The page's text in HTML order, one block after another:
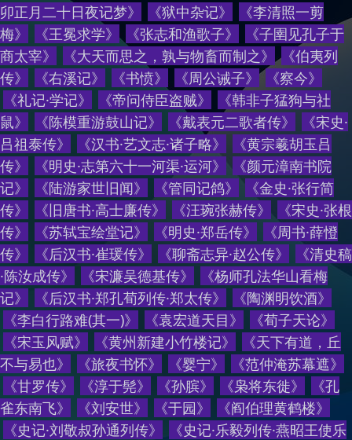
卯正月二十日夜记梦》 《狱中杂记》 《李清照一剪
梅》 《王冕求学》 《张志和渔歌子》 《子圉见孔子于
商太宰》 《大天而思之，孰与物畜而制之》 《伯夷列
传》 《右溪记》 《书愤》 《周公诫子》 《察今》
《礼记·学记》 《帝问侍臣盗贼》 《韩非子猛狗与社
鼠》 《陈模重游鼓山记》 《戴表元二歌者传》 《宋史·
吕祖泰传》 《汉书·艺文志·诸子略》 《黄宗羲胡玉吕
传》 《明史·志第六十一河渠·运河》 《颜元漳南书院
记》 《陆游家世旧闻》 《管同记鸽》 《金史·张行简
传》 《旧唐书·高士廉传》 《汪琬张赫传》 《宋史·张根
传》 《苏轼宝绘堂记》 《明史·郑岳传》 《周书·薛憕
传》 《后汉书·崔瑗传》 《聊斋志异·赵公传》 《清史稿
·陈汝成传》 《宋濂吴德基传》 《杨师孔法华山看梅
记》 《后汉书·郑孔荀列传·郑太传》 《陶渊明饮酒》
《李白行路难(其一)》 《袁宏道天目》 《荀子天论》
《宋玉风赋》 《黄州新建小竹楼记》 《天下有道，丘
不与易也》 《旅夜书怀》 《婴宁》 《范仲淹苏幕遮》
《甘罗传》 《淳于髡》 《孙膑》 《枭将东徙》 《孔
雀东南飞》 《刘安世》 《于园》 《阎伯理黄鹤楼》
《史记·刘敬叔孙通列传》 《史记·乐毅列传·燕昭王使乐